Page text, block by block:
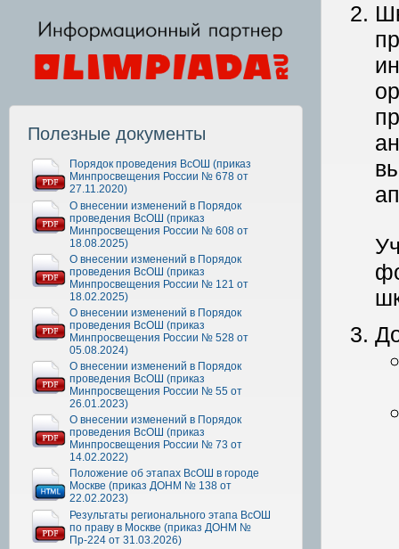
Полезные документы
Порядок проведения ВсОШ (приказ
Минпросвещения России № 678 от
27.11.2020)
О внесении изменений в Порядок
проведения ВсОШ (приказ
Минпросвещения России № 608 от
18.08.2025)
О внесении изменений в Порядок
проведения ВсОШ (приказ
Минпросвещения России № 121 от
18.02.2025)
О внесении изменений в Порядок
проведения ВсОШ (приказ
Минпросвещения России № 528 от
05.08.2024)
О внесении изменений в Порядок
проведения ВсОШ (приказ
Минпросвещения России № 55 от
26.01.2023)
О внесении изменений в Порядок
проведения ВсОШ (приказ
Минпросвещения России № 73 от
14.02.2022)
Положение об этапах ВсОШ в городе
Москве (приказ ДОНМ № 138 от
22.02.2023)
Результаты регионального этапа ВсОШ
по праву в Москве (приказ ДОНМ №
Пр-224 от 31.03.2026)